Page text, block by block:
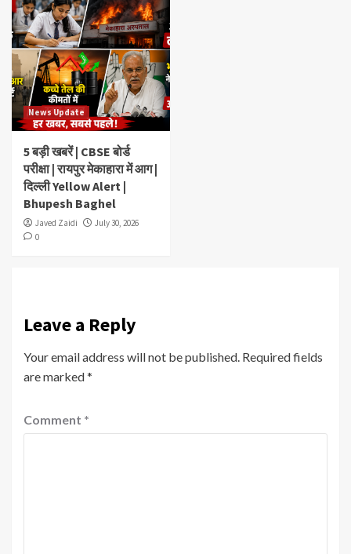
News Update
5 बड़ी खबरें | CBSE बोर्ड
परीक्षा | रायपुर मेकाहारा में आग |
दिल्ली Yellow Alert |
Bhupesh Baghel
Javed Zaidi
July 30, 2026
0
Leave a Reply
Your email address will not be published. Required fields
are marked*
Comment *